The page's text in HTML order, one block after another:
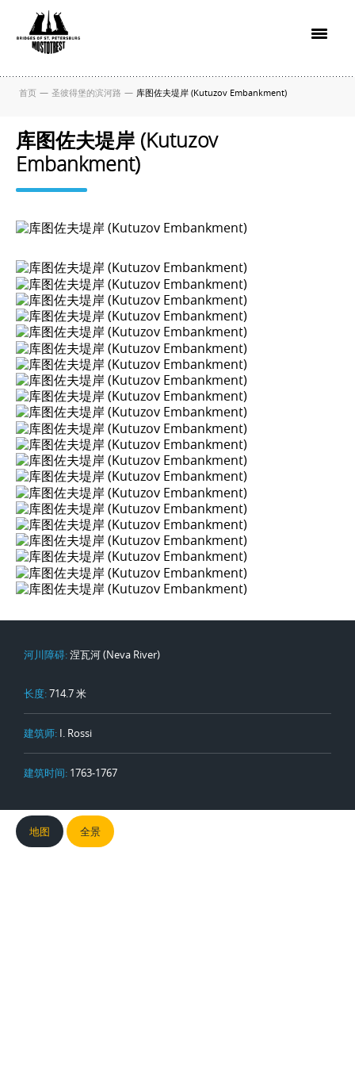
首页 — 圣彼得堡的滨河路 — 库图佐夫堤岸 (Kutuzov Embankment)
库图佐夫堤岸 (Kutuzov
Embankment)
河川障碍:涅瓦河 (Neva River)
长度:714.7 米
建筑师: I. Rossi
建筑时间: 1763-1767
地图 全景